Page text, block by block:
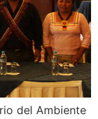
del Ambiente